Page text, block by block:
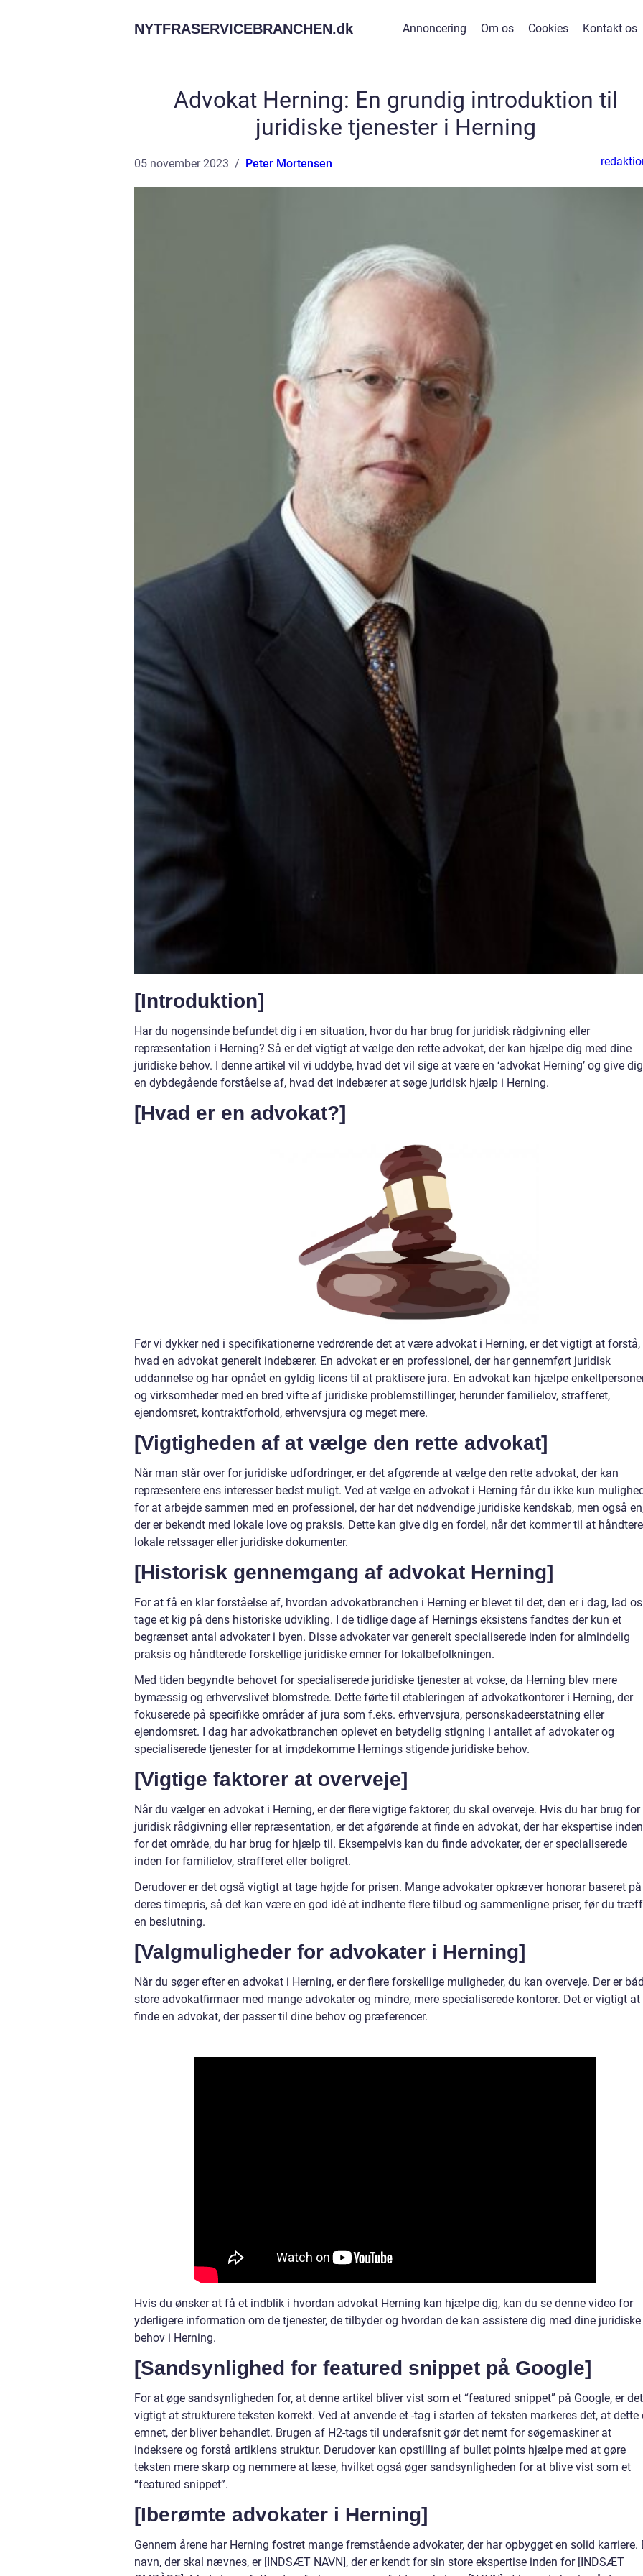
NYTFRASERVICEBRANCHEN.dk Annoncering Om os Cookies Kontakt os
Advokat Herning: En grundig introduktion til
juridiske tjenester i Herning
05 november 2023 Peter Mortensen
[Introduktion]
Har du nogensinde befundet dig i en situation, hvor du har brug for juridisk rådgivning eller
repræsentation i Herning? Så er det vigtigt at vælge den rette advokat, der kan hjælpe dig med dine
juridiske behov. I denne artikel vil vi uddybe, hvad det vil sige at være en ‘advokat Herning’ og give dig
en dybdegående forståelse af, hvad det indebærer at søge juridisk hjælp i Herning.
[Hvad er en advokat?]
Før vi dykker ned i specifikationerne vedrørende det at være advokat i Herning, er det vigtigt at forstå,
hvad en advokat generelt indebærer. En advokat er en professionel, der har gennemført juridisk
uddannelse og har opnået en gyldig licens til at praktisere jura. En advokat kan hjælpe
og virksomheder med en bred vifte af juridiske problemstillinger, herunder familielov, strafferet,
ejendomsret, kontraktforhold, erhvervsjura og meget mere.
[Vigtigheden af at vælge den rette advokat]
Når man står over for juridiske udfordringer, er det afgørende at vælge den rette advokat, der kan
repræsentere ens interesser bedst muligt. Ved at vælge en advokat i Herning får du ikke kun
for at arbejde sammen med en professionel, der har det nødvendige juridiske kendskab, men også
der er bekendt med lokale love og praksis. Dette kan give dig en fordel, når det kommer til at håndtere
lokale retssager eller juridiske dokumenter.
[Historisk gennemgang af advokat Herning]
For at få en klar forståelse af, hvordan advokatbranchen i Herning er blevet til det, den er i dag, lad os
tage et kig på dens historiske udvikling. I de tidlige dage af Hernings eksistens fandtes der kun et
begrænset antal advokater i byen. Disse advokater var generelt specialiserede inden for almindelig
praksis og håndterede forskellige juridiske emner for lokalbefolkningen.
Med tiden begyndte behovet for specialiserede juridiske tjenester at vokse, da Herning blev mere
bymæssig og erhvervslivet blomstrede. Dette førte til etableringen af advokatkontorer i Herning, der
fokuserede på specifikke områder af jura som f.eks. erhvervsjura, personskadeerstatning eller
ejendomsret. I dag har advokatbranchen oplevet en betydelig stigning i antallet af advokater og
specialiserede tjenester for at imødekomme Hernings stigende juridiske behov.
[Vigtige faktorer at overveje]
Når du vælger en advokat i Herning, er der flere vigtige faktorer, du skal overveje. Hvis du har brug for
juridisk rådgivning eller repræsentation, er det afgørende at finde en advokat, der har ekspertise inden
for det område, du har brug for hjælp til. Eksempelvis kan du finde advokater, der er specialiserede
inden for familielov, strafferet eller boligret.
Derudover er det også vigtigt at tage højde for prisen. Mange advokater opkræver honorar baseret på
deres timepris, så det kan være en god idé at indhente flere tilbud og sammenligne priser, før du
en beslutning.
[Valgmuligheder for advokater i Herning]
Når du søger efter en advokat i Herning, er der flere forskellige muligheder, du kan overveje. Der er
store advokatfirmaer med mange advokater og mindre, mere specialiserede kontorer. Det er vigtigt at
finde en advokat, der passer til dine behov og præferencer.
Hvis du ønsker at få et indblik i hvordan advokat Herning kan hjælpe dig, kan du se denne video for
yderligere information om de tjenester, de tilbyder og hvordan de kan assistere dig med dine juridiske
behov i Herning.
[Sandsynlighed for featured snippet på Google]
For at øge sandsynligheden for, at denne artikel bliver vist som et “featured snippet” på Google, er det
vigtigt at strukturere teksten korrekt. Ved at anvende et -tag i starten af teksten markeres det, at dette
emnet, der bliver behandlet. Brugen af H2-tags til underafsnit gør det nemt for søgemaskiner at
indeksere og forstå artiklens struktur. Derudover kan opstilling af bullet points hjælpe med at gøre
teksten mere skarp og nemmere at læse, hvilket også øger sandsynligheden for at blive vist som et
“featured snippet”.
[Iberømte advokater i Herning]
Gennem årene har Herning fostret mange fremstående advokater, der har opbygget en solid karriere.
navn, der skal nævnes, er [INDSÆT NAVN], der er kendt for sin store ekspertise inden for [INDSÆT